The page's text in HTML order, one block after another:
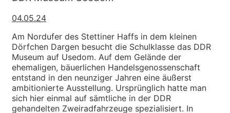
04.05.24
Am Nordufer des Stettiner Haffs in dem kleinen
Dörfchen Dargen besucht die Schulklasse das DDR
Museum auf Usedom. Auf dem Gelände der
ehemaligen, bäuerlichen Handelsgenossenschaft
entstand in den neunziger Jahren eine äußerst
ambitionierte Ausstellung. Ursprünglich hatte man
sich hier einmal auf sämtliche in der DDR
gehandelten Zweiradfahrzeuge spezialisiert. In